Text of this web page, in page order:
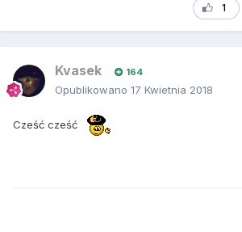
1
Kvasek 164
Opublikowano 17 Kwietnia 2018
Cześć cześć